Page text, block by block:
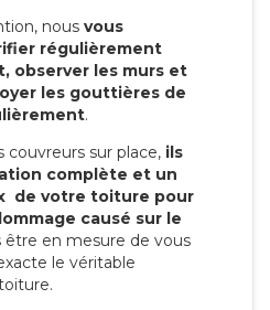
nous vous
régulièrement
observer les murs et
les gouttières de
.
couvreurs sur place, ils
complète et un
de votre toiture pour
causé sur le
être en mesure de vous
le véritable